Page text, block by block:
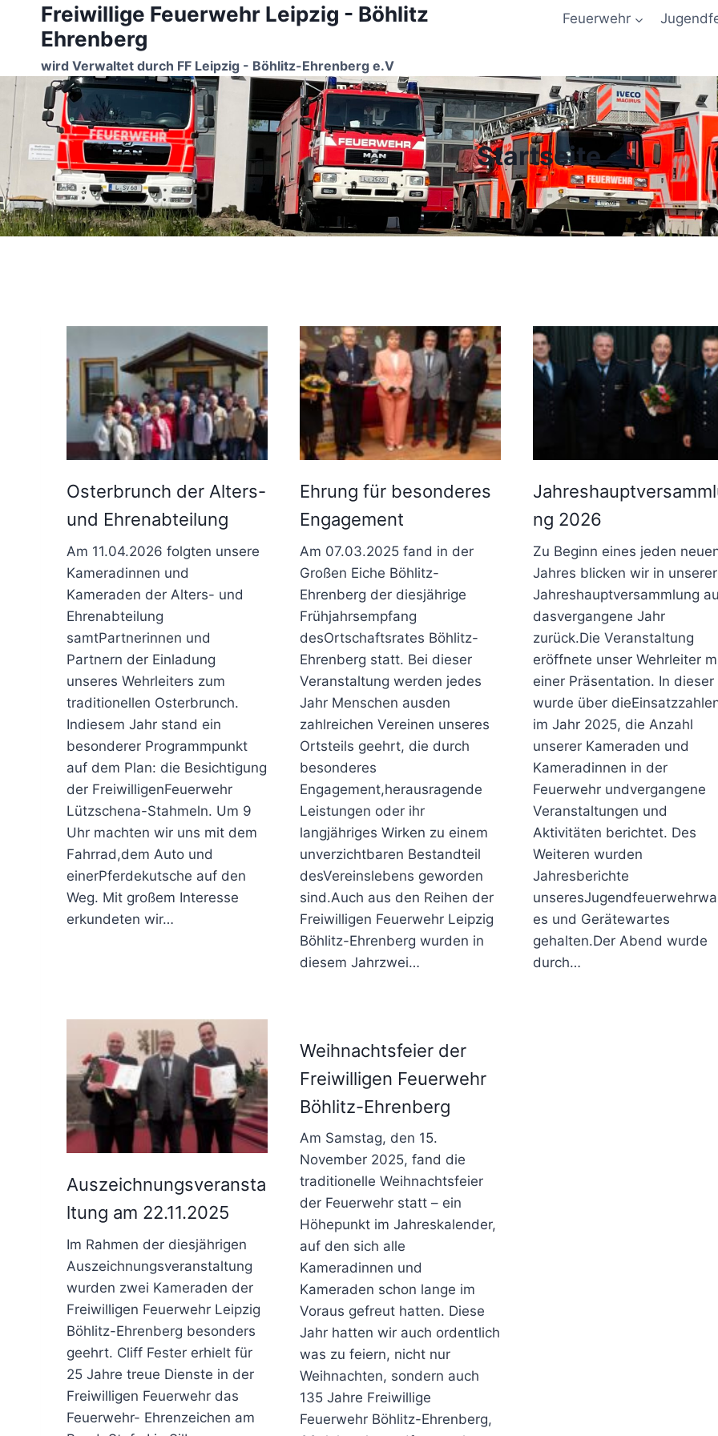
Freiwillige Feuerwehr Leipzig - Böhlitz
Ehrenberg
wird Verwaltet durch FF Leipzig - Böhlitz-Ehrenberg e.V
Feuerwehr
Startseite
Osterbrunch der Alters-
und Ehrenabteilung
Am 11.04.2026 folgten unsere
Kameradinnen und
Kameraden der Alters- und
Ehrenabteilung
samtPartnerinnen und
Partnern der Einladung
unseres Wehrleiters zum
traditionellen Osterbrunch.
Indiesem Jahr stand ein
besonderer Programmpunkt
auf dem Plan: die Besichtigung
der FreiwilligenFeuerwehr
Lützschena-Stahmeln. Um 9
Uhr machten wir uns mit dem
Fahrrad,dem Auto und
einerPferdekutsche auf den
Weg. Mit großem Interesse
erkundeten wir…
Ehrung für besonderes
Engagement
Am 07.03.2025 fand in der
Großen Eiche Böhlitz-
Ehrenberg der diesjährige
Frühjahrsempfang
desOrtschaftsrates Böhlitz-
Ehrenberg statt. Bei dieser
Veranstaltung werden jedes
Jahr Menschen ausden
zahlreichen Vereinen unseres
Ortsteils geehrt, die durch
besonderes
Engagement,herausragende
Leistungen oder ihr
langjähriges Wirken zu einem
unverzichtbaren Bestandteil
desVereinslebens geworden
sind.Auch aus den Reihen der
Freiwilligen Feuerwehr Leipzig
Böhlitz-Ehrenberg wurden in
diesem Jahrzwei…
ng 2026
Zu Beginn eines jeden
Jahres blicken wir in unserer
Jahreshauptversammlung
dasvergangene Jahr
zurück.Die Veranstaltung
eröffnete unser Wehrleiter
einer Präsentation. In dieser
wurde über
im Jahr 2025, die Anzahl
unserer Kameraden und
Kameradinnen in der
Feuerwehr undvergangene
Veranstaltungen und
Aktivitäten berichtet. Des
Weiteren wurden
Jahresberichte
es und Gerätewartes
gehalten.Der Abend wurde
durch…
Auszeichnungsveransta
ltung am 22.11.2025
Im Rahmen der diesjährigen
Auszeichnungsveranstaltung
wurden zwei Kameraden der
Freiwilligen Feuerwehr Leipzig
Böhlitz-Ehrenberg besonders
geehrt. Cliff Fester erhielt für
25 Jahre treue Dienste in der
Freiwilligen Feuerwehr das
Feuerwehr- Ehrenzeichen am
Weihnachtsfeier der
Freiwilligen Feuerwehr
Böhlitz-Ehrenberg
Am Samstag, den 15.
November 2025, fand die
traditionelle Weihnachtsfeier
der Feuerwehr statt – ein
Höhepunkt im Jahreskalender,
auf den sich alle
Kameradinnen und
Kameraden schon lange im
Voraus gefreut hatten. Diese
Jahr hatten wir auch ordentlich
was zu feiern, nicht nur
Weihnachten, sondern auch
135 Jahre Freiwillige
Feuerwehr Böhlitz-Ehrenberg,